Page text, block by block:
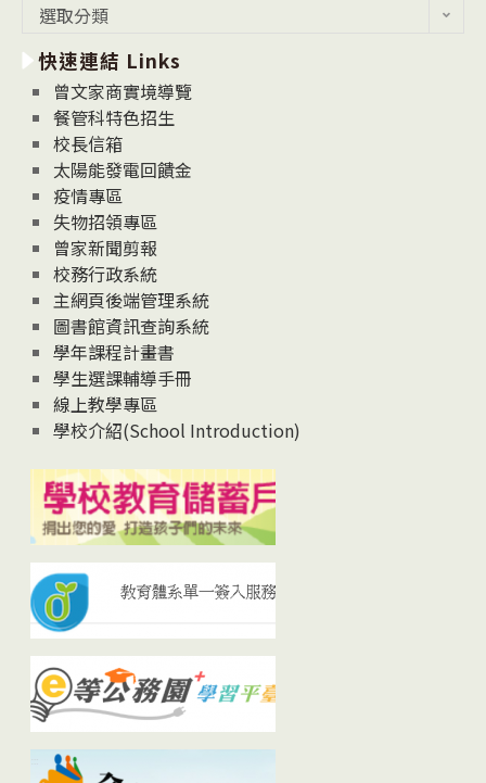
消
息
News
選取分類
快速連結 Links
曾文家商實境導覽
餐管科特色招生
校長信箱
太陽能發電回饋金
疫情專區
失物招領專區
曾家新聞剪報
校務行政系統
主網頁後端管理系統
圖書館資訊查詢系統
學年課程計畫書
學生選課輔導手冊
線上教學專區
學校介紹(School Introduction)